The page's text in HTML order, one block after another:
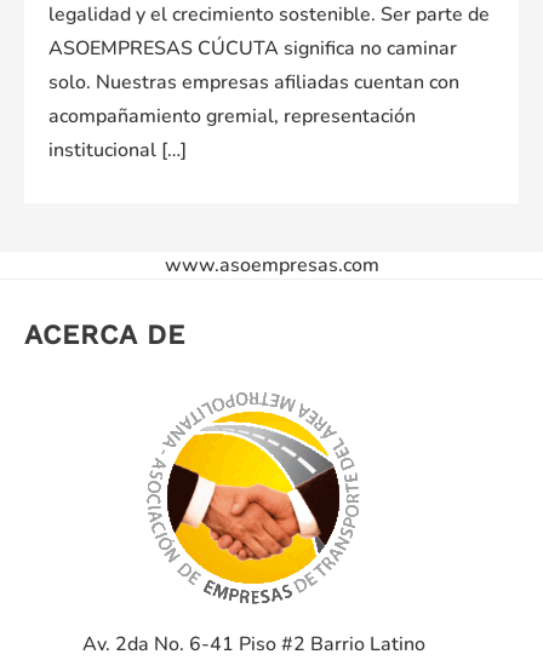
legalidad y el crecimiento sostenible. Ser parte de
ASOEMPRESAS CÚCUTA significa no caminar
solo. Nuestras empresas afiliadas cuentan con
acompañamiento gremial, representación
institucional […]
www.asoempresas.com
ACERCA DE
Av. 2da No. 6-41 Piso #2 Barrio Latino